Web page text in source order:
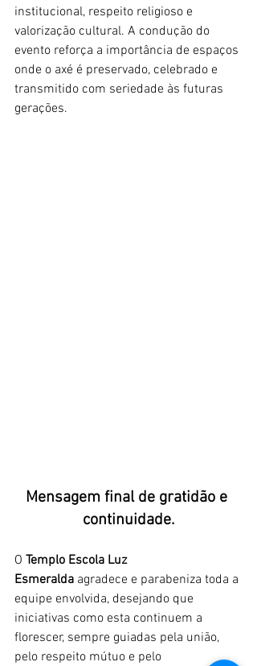
institucional, respeito religioso e
valorização cultural. A condução do
evento reforça a importância de espaços
onde o axé é preservado, celebrado e
transmitido com seriedade às futuras
gerações.
Mensagem final de gratidão e
continuidade.
O Templo Escola Luz
Esmeralda agradece e parabeniza toda a
equipe envolvida, desejando que
iniciativas como esta continuem a
florescer, sempre guiadas pela união,
pelo respeito mútuo e pelo